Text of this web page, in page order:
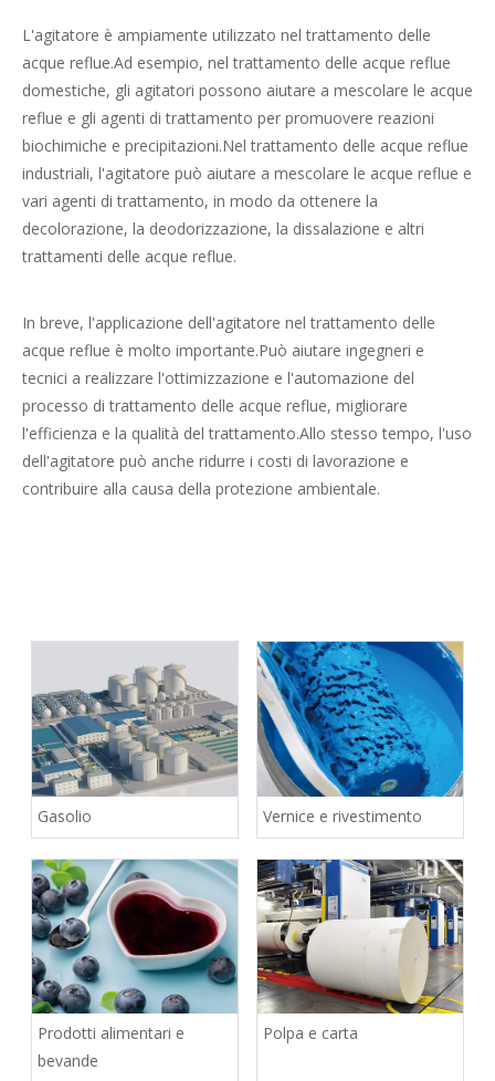
L'agitatore è ampiamente utilizzato nel trattamento delle
acque reflue.Ad esempio, nel trattamento delle acque reflue
domestiche, gli agitatori possono aiutare a mescolare le acque
reflue e gli agenti di trattamento per promuovere reazioni
biochimiche e precipitazioni.Nel trattamento delle acque reflue
industriali, l'agitatore può aiutare a mescolare le acque reflue e
vari agenti di trattamento, in modo da ottenere la
decolorazione, la deodorizzazione, la dissalazione e altri
trattamenti delle acque reflue.
In breve, l'applicazione dell'agitatore nel trattamento delle
acque reflue è molto importante.Può aiutare ingegneri e
tecnici a realizzare l'ottimizzazione e l'automazione del
processo di trattamento delle acque reflue, migliorare
l'efficienza e la qualità del trattamento.Allo stesso tempo, l'uso
dell'agitatore può anche ridurre i costi di lavorazione e
contribuire alla causa della protezione ambientale.
Gasolio Vernice e rivestimento
Prodotti alimentari e
bevande
Polpa e carta